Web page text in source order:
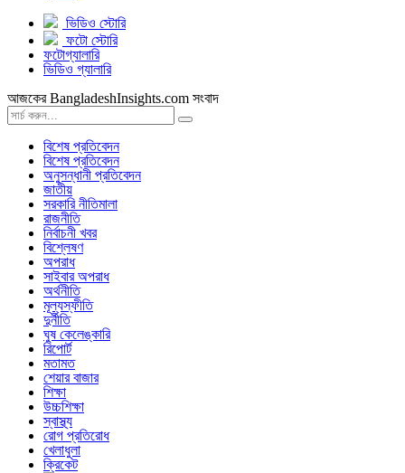
ভিডিও স্টোরি
ফটো স্টোরি
ফটোগ্যালারি
ভিডিও গ্যালারি
আজকের BangladeshInsights.com সংবাদ
বিশেষ প্রতিবেদন
বিশেষ প্রতিবেদন
অনুসন্ধানী প্রতিবেদন
জাতীয়
সরকারি নীতিমালা
রাজনীতি
নির্বাচনী খবর
বিশ্লেষণ
অপরাধ
সাইবার অপরাধ
অর্থনীতি
মূল্যস্ফীতি
দুর্নীতি
ঘুষ কেলেঙ্কারি
রিপোর্ট
মতামত
শেয়ার বাজার
শিক্ষা
উচ্চশিক্ষা
স্বাস্থ্য
রোগ প্রতিরোধ
খেলাধুলা
ক্রিকেট